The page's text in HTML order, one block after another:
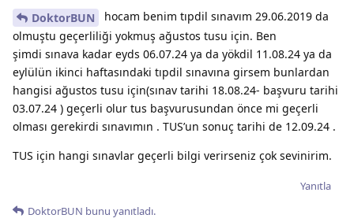
DoktorBUN
hocam benim tıpdil sınavım 29.06.2019 da
olmuştu geçerliliği yokmuş ağustos tusu için. Ben
şimdi sınava kadar eyds 06.07.24 ya da yökdil 11.08.24 ya da
eylülün ikinci haftasındaki tıpdil sınavına girsem bunlardan
hangisi ağustos tusu için(sınav tarihi 18.08.24- başvuru tarihi
03.07.24 ) geçerli olur tus başvurusundan önce mi geçerli
olması gerekirdi sınavımın . TUS’un sonuç tarihi de 12.09.24 .
TUS için hangi sınavlar geçerli bilgi verirseniz çok sevinirim.
Yanıtla
DoktorBUN bunu yanıtladı.